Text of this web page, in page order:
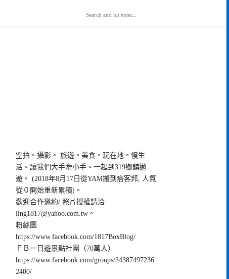
空拍。攝影。 旅遊。美食。玩在地。慢生
活。讓我們大手牽小手。一起到319鄉鎮遨
遊。 (2018年8月17日從YAM搬到痞客邦, 人氣
從０開始重新累積)。
歡迎合作邀約/ 照片授權請洽:
ling1817@yahoo.com.tw 。
粉絲團
https://www.facebook.com/1817BoxBlog/
ＦＢ一日遊景點社團（70萬人）
https://www.facebook.com/groups/34387497236
2400/